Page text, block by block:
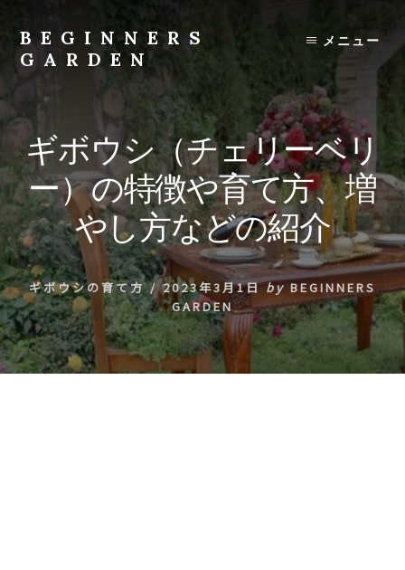
content
BEGINNERS
GARDEN
の
種
類
や
育
て
方
の
紹
介
を
行
メニュー
ギボウシ（チェリーベリ
ー）の特徴や育て方、増
やし方などの紹介
ギボウシの育て方/ 2023年3月1日 by BEGINNERS
GARDEN